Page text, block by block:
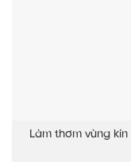
Làm thơm vùng